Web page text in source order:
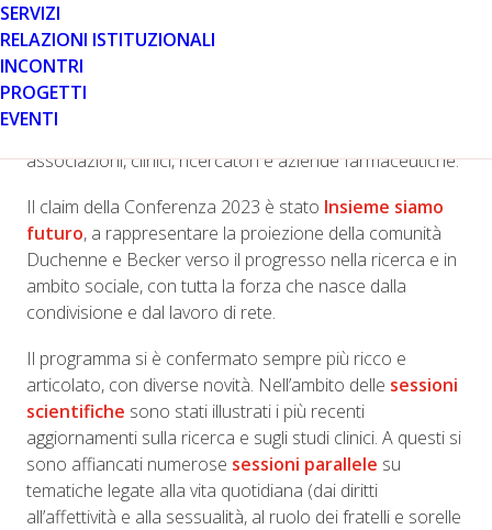
SERVIZI
RELAZIONI ISTITUZIONALI
INCONTRI
PROGETTI
EVENTI
È tornato finalmente in presenza, accolto con calore e
soddisfazione dalla comunità DMD/BMD
internazionale, questo appuntamento denso di
occasioni di informazione e approfondimento che ha
associazioni, clinici, ricercatori e aziende farmaceutiche.
Il claim della Conferenza 2023 è stato Insieme siamo
futuro, a rappresentare la proiezione della comunità
Duchenne e Becker verso il progresso nella ricerca e in
ambito sociale, con tutta la forza che nasce dalla
condivisione e dal lavoro di rete.
Il programma si è confermato sempre più ricco e
articolato, con diverse novità. Nell’ambito delle sessioni
scientifiche sono stati illustrati i più recenti
aggiornamenti sulla ricerca e sugli studi clinici. A questi si
sono affiancati numerose sessioni parallele su
tematiche legate alla vita quotidiana (dai diritti
all’affettività e alla sessualità, al ruolo dei fratelli e sorelle